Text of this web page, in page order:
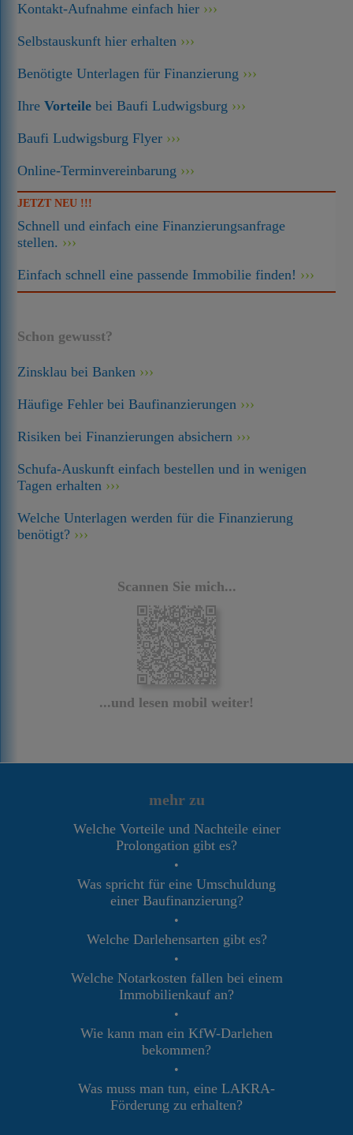
Kontakt-Aufnahme einfach hier
Selbstauskunft hier erhalten
Benötigte Unterlagen für Finanzierung
IhreVorteile bei Baufi Ludwigsburg
Baufi Ludwigsburg Flyer
Online-Terminvereinbarung
JETZT NEU !!!
Schnell und einfach eine Finanzierungsanfrage
stellen.
Einfach schnell eine passende Immobilie finden!
Schon gewusst?
Zinsklau bei Banken
Häufige Fehler bei Baufinanzierungen
Risiken bei Finanzierungen absichern
Schufa-Auskunft einfach bestellen und in wenigen
Tagen erhalten
Welche Unterlagen werden für die Finanzierung
benötigt?
Scannen Sie mich...
...und lesen mobil weiter!
mehr zu
Welche Vorteile und Nachteile einer
Prolongation gibt es?
•
Was spricht für eine Umschuldung
einer Baufinanzierung?
•
Welche Darlehensarten gibt es?
•
Welche Notarkosten fallen bei einem
Immobilienkauf an?
•
Wie kann man ein KfW-Darlehen
bekommen?
•
Was muss man tun, eine LAKRA-
Förderung zu erhalten?